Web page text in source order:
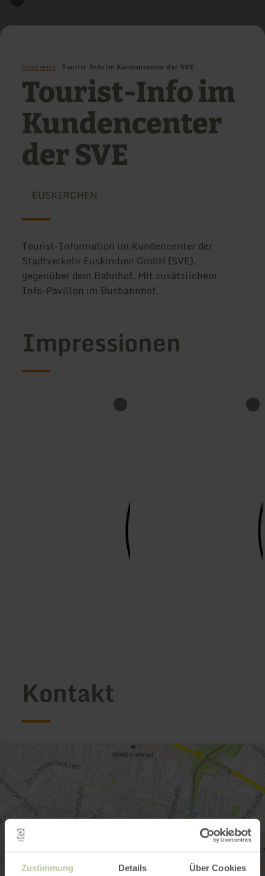
Zustimmung Details Über Cookies
Startseite Tourist-Info im Kundencenter der SVE
Tourist-Info im
Kundencenter
der SVE
EUSKIRCHEN
Tourist-Information im Kundencenter der
Stadtverkehr Euskirchen GmbH (SVE),
gegenüber dem Bahnhof. Mit zusätzlichem
Info-Pavillon im Busbahnhof.
Impressionen
Kontakt